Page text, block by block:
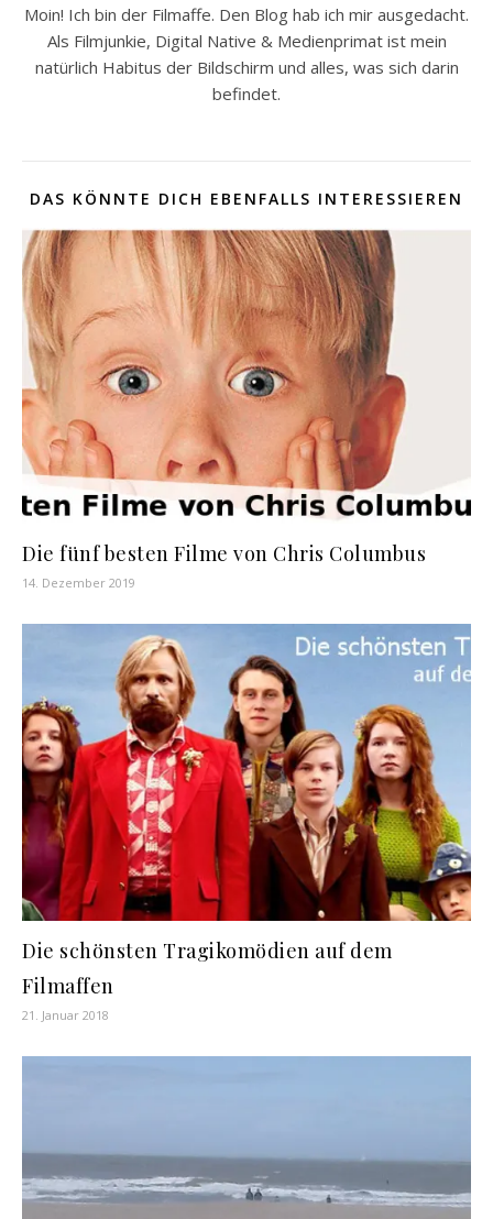
Moin! Ich bin der Filmaffe. Den Blog hab ich mir ausgedacht.
Als Filmjunkie, Digital Native & Medienprimat ist mein
natürlich Habitus der Bildschirm und alles, was sich darin
befindet.
DAS KÖNNTE DICH EBENFALLS INTERESSIEREN
Die fünf besten Filme von Chris Columbus
14. Dezember 2019
Die schönsten Tragikomödien auf dem
Filmaffen
21. Januar 2018